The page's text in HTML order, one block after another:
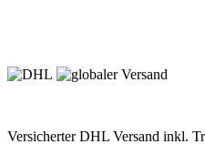
Versicherter DHL Versand inkl.